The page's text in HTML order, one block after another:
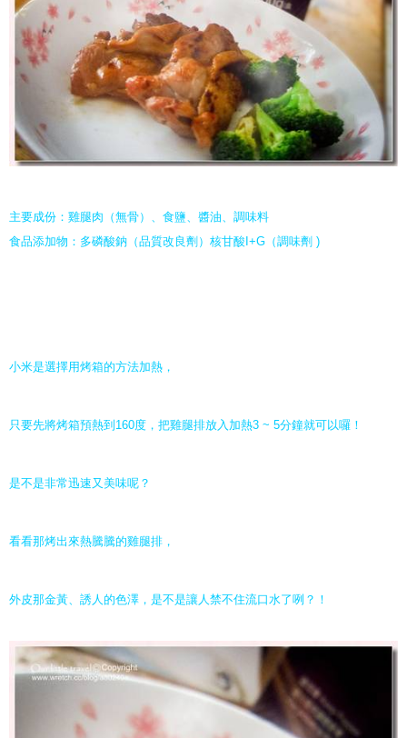
主要成份：雞腿肉（無骨）、食鹽、醬油、調味料
食品添加物：多磷酸鈉（品質改良劑）核甘酸I+G（調味劑 )
小米是選擇用烤箱的方法加熱，
只要先將烤箱預熱到160度，把雞腿排放入加熱3 ~ 5分鐘就可以囉！
是不是非常迅速又美味呢？
看看那烤出來熱騰騰的雞腿排，
外皮那金黃、誘人的色澤，是不是讓人禁不住流口水了咧？！